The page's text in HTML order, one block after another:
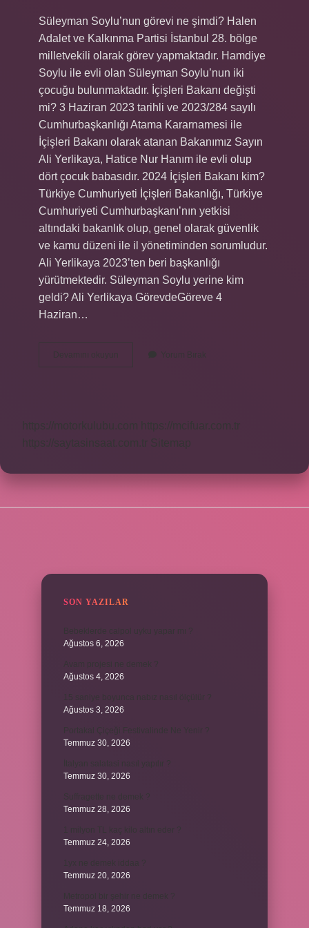
Süleyman Soylu’nun görevi ne şimdi? Halen
Adalet ve Kalkınma Partisi İstanbul 28. bölge
milletvekili olarak görev yapmaktadır. Hamdiye
Soylu ile evli olan Süleyman Soylu’nun iki
çocuğu bulunmaktadır. İçişleri Bakanı değişti
mi? 3 Haziran 2023 tarihli ve 2023/284 sayılı
Cumhurbaşkanlığı Atama Kararnamesi ile
İçişleri Bakanı olarak atanan Bakanımız Sayın
Ali Yerlikaya, Hatice Nur Hanım ile evli olup
dört çocuk babasıdır. 2024 İçişleri Bakanı kim?
Türkiye Cumhuriyeti İçişleri Bakanlığı, Türkiye
Cumhuriyeti Cumhurbaşkanı’nın yetkisi
altındaki bakanlık olup, genel olarak güvenlik
ve kamu düzeni ile il yönetiminden sorumludur.
Ali Yerlikaya 2023’ten beri başkanlığı
yürütmektedir. Süleyman Soylu yerine kim
geldi? Ali Yerlikaya GörevdeGöreve 4
Haziran…
Devamını okuyun
Görevi
Yorum Bırak
https://motorkulubu.com
https://mcifuar.com.tr
https://saytasinsaat.com.tr Sitemap
SON YAZILAR
Ağustos 6, 2026
Ağustos 4, 2026
Ağustos 3, 2026
Temmuz 30, 2026
Temmuz 30, 2026
Temmuz 28, 2026
Temmuz 24, 2026
Temmuz 20, 2026
Temmuz 18, 2026